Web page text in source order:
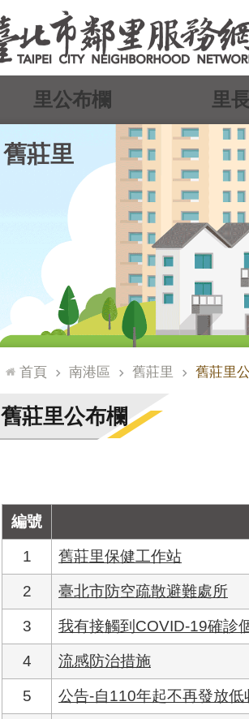
舊莊里
里公布欄 里
::: 首頁 南港區 舊莊里 舊莊里
舊莊里公布欄
編號
1 舊莊里保健工作站
2 臺北市防空疏散避難處所
3 我有接觸到COVID-19確診
4 流感防治措施
5 公告-自110年起不再發放